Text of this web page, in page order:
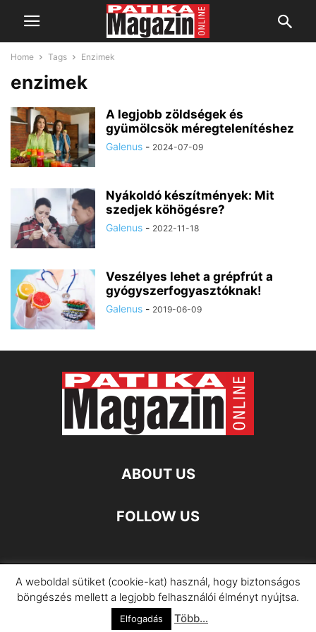
Home Tags Enzimek
enzimek
A legjobb zöldségek és
gyümölcsök méregtelenítéshez
Galenus - 2024-07-09
Nyákoldó készítmények: Mit
szedjek köhögésre?
Galenus - 2022-11-18
Veszélyes lehet a grépfrút a
gyógyszerfogyasztóknak!
Galenus - 2019-06-09
ABOUT US
FOLLOW US
Impresszum Adatkezelési Információ
©
A weboldal sütiket (cookie-kat) használ, hogy biztonságos
böngészés mellett a legjobb felhasználói élményt nyújtsa.
Elfogadás Több...